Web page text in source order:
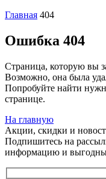
Главная 404
Ошибка 404
Страница, которую вы
Возможно, она была
Попробуйте найти
странице.
На главную
Акции, скидки и
Подпишитесь на
информацию и